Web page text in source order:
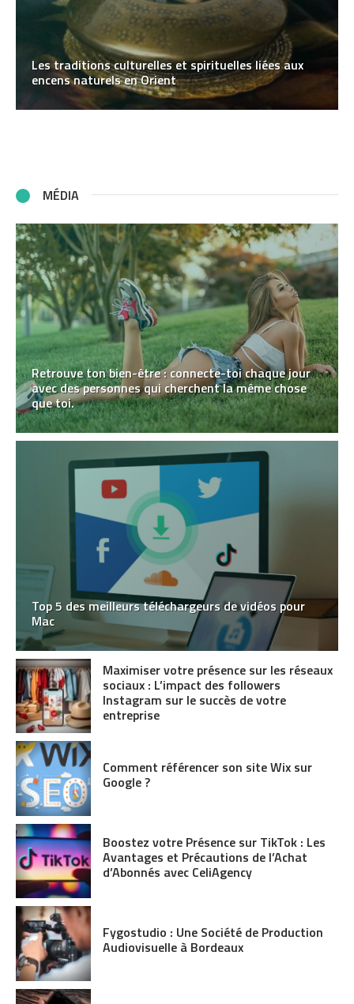
Les traditions culturelles et spirituelles liées aux
encens naturels en Orient
MÉDIA
Retrouve ton bien-être : connecte-toi chaque jour
avec des personnes qui cherchent la même chose
que toi.
Top 5 des meilleurs téléchargeurs de vidéos pour
Mac
Maximiser votre présence sur les réseaux
sociaux : L’impact des followers
Instagram sur le succès de votre
entreprise
Comment référencer son site Wix sur
Google ?
Boostez votre Présence sur TikTok : Les
Avantages et Précautions de l’Achat
d’Abonnés avec CeliAgency
Fygostudio : Une Société de Production
Audiovisuelle à Bordeaux